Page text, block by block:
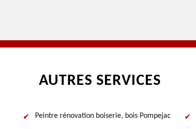
AUTRES SERVICES
Peintre rénovation boiserie, bois Pompejac